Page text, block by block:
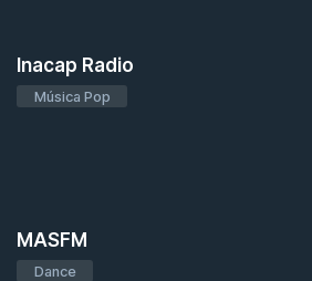
Inacap Radio
Música Pop
MASFM
Dance